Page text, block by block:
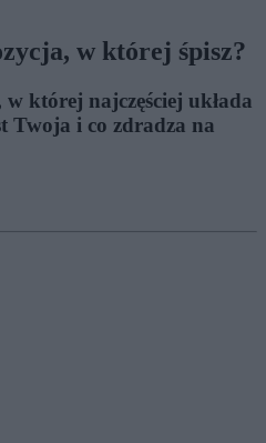
w której śpisz?
której najczęściej układa
Twoja i co zdradza na